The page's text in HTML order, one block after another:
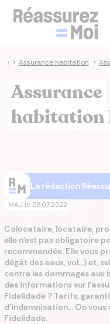
> Assurance habitation >
Assurance
habitation
La rédaction
MAJ le 26.07.2022
Colocataire, locataire,
elle n'est pas obligatoire
recommandée. Elle vous
dégât des eaux, vol...) et,
contre les dommages aux
des informations sur
Fidelidade ? Tarifs,
d'indemnisation... On
Fidelidade.